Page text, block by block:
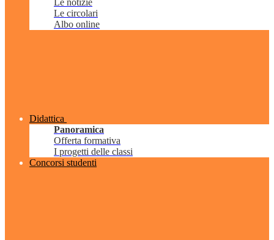
Le notizie
Le circolari
Albo online
Didattica
Panoramica
Offerta formativa
I progetti delle classi
Concorsi studenti